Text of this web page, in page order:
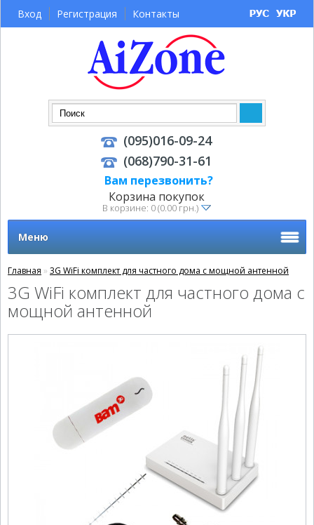
Корзина покупок
В корзине: 0 (0.00 грн.)
(095)016-09-24
(068)790-31-61
Вам перезвонить?
Вход Регистрация Контакты
Меню
Главная » 3G WiFi комплект для частного дома с мощной антенной
3G WiFi комплект для частного дома с
мощной антенной